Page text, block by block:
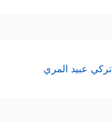
تركي عبيد المري